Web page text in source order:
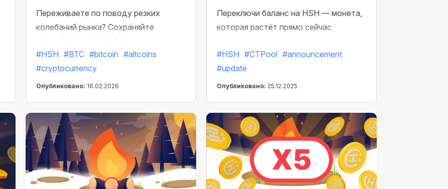
Переживаете по поводу резких
колебаний рынка? Сохраняйте
спокойствие с HashCoin —
стабильной и прибыльной монетой
CryptoTab, созданной для
предсказуемого заработка.
#HSH #BTC #bitcoin #altcoins
#cryptocurrency
Опубликовано: 16.02.2026
Переключи баланс на HSH — монета,
которая растёт прямо сейчас
#HSH #CTPool #announcement
#update
Опубликовано: 25.12.2025